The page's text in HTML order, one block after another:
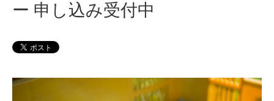
ー 申し込み受付中